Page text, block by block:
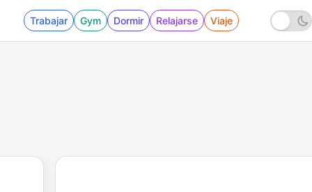
Trabajar Gym Dormir Relajarse Viaje